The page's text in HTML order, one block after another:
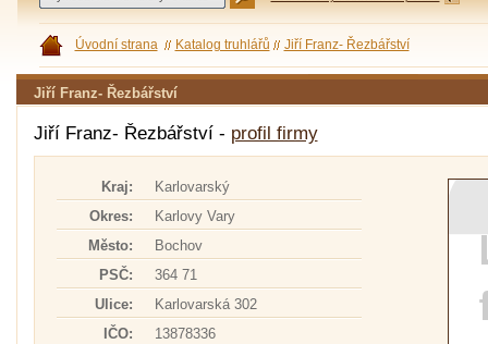
Úvodní strana Katalog truhlářů Jiří Franz- Řezbářství
Jiří Franz- Řezbářství
Jiří Franz- Řezbářství - profil firmy
Kraj:
Karlovarský
Okres:
Karlovy Vary
Město:
Bochov
PSČ:
364 71
Ulice:
Karlovarská 302
IČO:
13878336